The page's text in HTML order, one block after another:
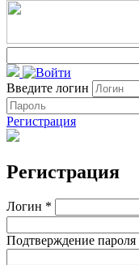
Введите логин
Регистрация
Регистрация
Логин *
Подтверждение пароля